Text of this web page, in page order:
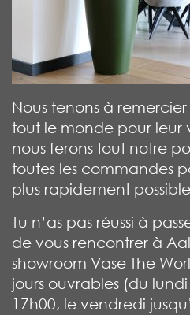
Nous tenons à
tout le monde pour leur
nous ferons tout notre
toutes les commandes
plus rapidement
Tu n’as pas réussi à
de vous rencontrer à
showroom Vase The
jours ouvrables (du
17h00, le vendredi